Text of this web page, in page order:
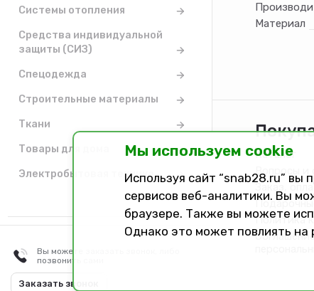
Системы отопления
Средства индивидуальной
защиты (СИЗ)
Спецодежда
Строительные материалы
Ткани
Товары для дома
Электробытовая техника
Вы можете заказать звонок, либо
позвонить сами
Заказать звонок
Материал
Каталог
Вопросы и
Заказ,
Политика
Разработано в
Мы используем cookie
Используя сайт “snab28.ru”
сервисов веб-аналитики. Вы
браузере. Также вы можете
Однако это может повлиять на